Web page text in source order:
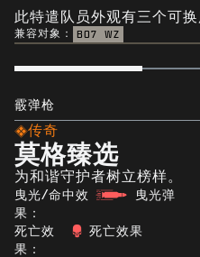
此特遣队员外观有三个可换
兼容对象： BO7 WZ
霰弹枪
传奇
莫格臻选
为和谐守护者树立榜样。
曳光/命中效
果：
曳光弹
死亡效
果：
死亡效果